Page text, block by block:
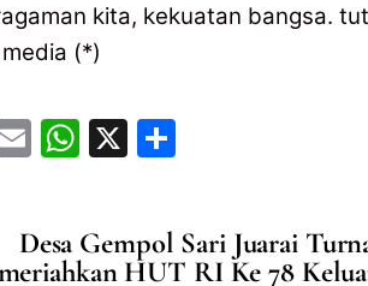
kita, kekuatan bangsa.
(*)
E
l
W
s
X
e
Desa Gempol Sari Juarai
HUT RI Ke 78